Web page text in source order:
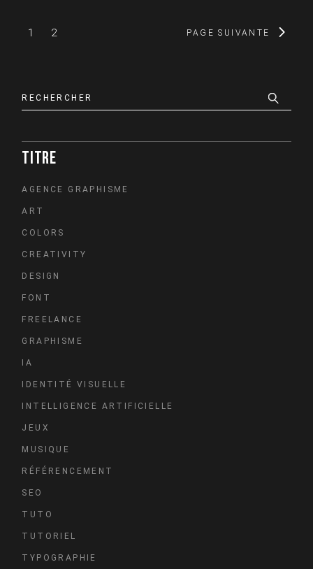
PAGINATION
PUBLICATIONS
1 2 PAGE SUIVANTE
TITRE
AGENCE GRAPHISME
ART
COLORS
CREATIVITY
DESIGN
FONT
FREELANCE
GRAPHISME
IA
IDENTITÉ VISUELLE
INTELLIGENCE ARTIFICIELLE
JEUX
MUSIQUE
RÉFÉRENCEMENT
SEO
TUTO
TUTORIEL
TYPOGRAPHIE